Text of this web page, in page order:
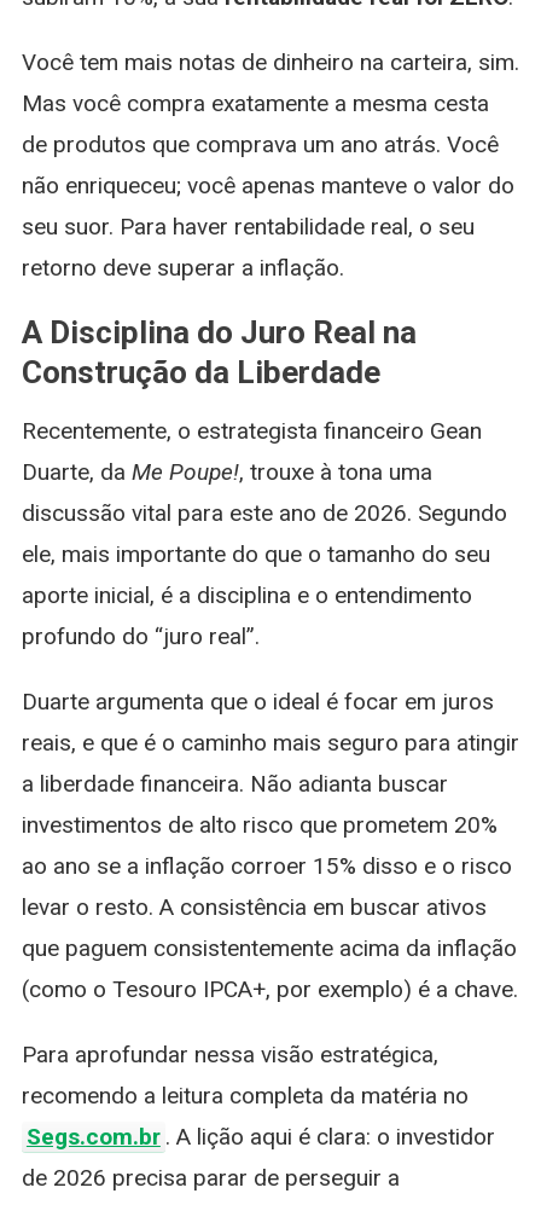
Você tem mais notas de dinheiro na carteira, sim.
Mas você compra exatamente a mesma cesta
de produtos que comprava um ano atrás. Você
não enriqueceu; você apenas manteve o valor do
seu suor. Para haver rentabilidade real, o seu
retorno deve superar a inflação.
A Disciplina do Juro Real na
Construção da Liberdade
Recentemente, o estrategista financeiro Gean
Duarte, da Me Poupe!, trouxe à tona uma
discussão vital para este ano de 2026. Segundo
ele, mais importante do que o tamanho do seu
aporte inicial, é a disciplina e o entendimento
profundo do “juro real”.
Duarte argumenta que o ideal é focar em juros
reais, e que é o caminho mais seguro para atingir
a liberdade financeira. Não adianta buscar
investimentos de alto risco que prometem 20%
ao ano se a inflação corroer 15% disso e o risco
levar o resto. A consistência em buscar ativos
que paguem consistentemente acima da inflação
(como o Tesouro IPCA+, por exemplo) é a chave.
Para aprofundar nessa visão estratégica,
recomendo a leitura completa da matéria no
Segs.com.br . A lição aqui é clara: o investidor
de 2026 precisa parar de perseguir a